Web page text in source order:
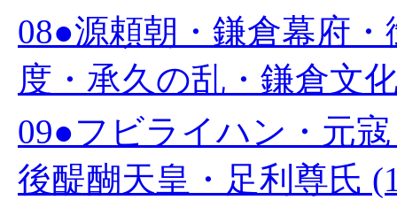
08●源頼朝・鎌倉幕府
度・承久の乱・鎌倉文
09●フビライハン・元
後醍醐天皇・足利尊氏